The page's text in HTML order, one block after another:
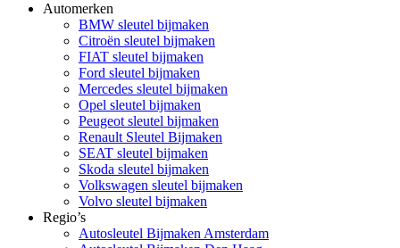
Automerken
BMW sleutel bijmaken
Citroën sleutel bijmaken
FIAT sleutel bijmaken
Ford sleutel bijmaken
Mercedes sleutel bijmaken
Opel sleutel bijmaken
Peugeot sleutel bijmaken
Renault Sleutel Bijmaken
SEAT sleutel bijmaken
Skoda sleutel bijmaken
Volkswagen sleutel bijmaken
Volvo sleutel bijmaken
Regio’s
Autosleutel Bijmaken Amsterdam